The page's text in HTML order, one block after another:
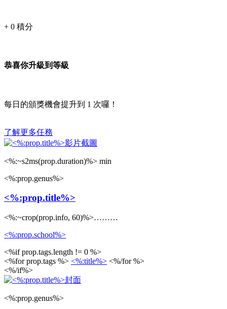
+ 0 積分
恭喜你升級到等級
每日的頒獎機會提升到 1 次囉！
了解更多任務
<%:~s2ms(prop.duration)%> min
<%:prop.genus%>
<%:prop.title%>
<%:~crop(prop.info, 60)%>………
<%:prop.school%>
<%if prop.tags.length != 0 %>
<%for prop.tags %> <%:title%> <%/for %>
<%/if%>
<%:prop.genus%>